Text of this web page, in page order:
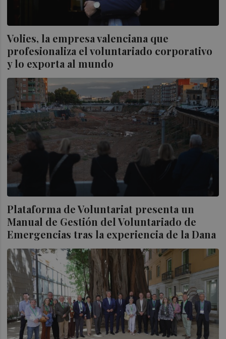
Volies, la empresa valenciana que
profesionaliza el voluntariado corporativo
y lo exporta al mundo
Plataforma de Voluntariat presenta un
Manual de Gestión del Voluntariado de
Emergencias tras la experiencia de la Dana